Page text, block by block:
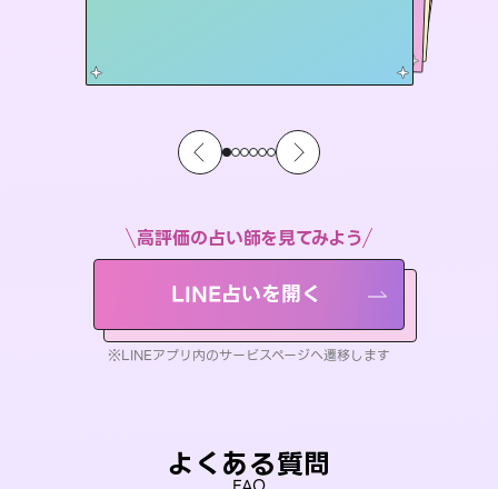
高評価の占い師を見てみよう
LINE占いを開く
※LINEアプリ内のサービスページへ遷移します
よくある質問